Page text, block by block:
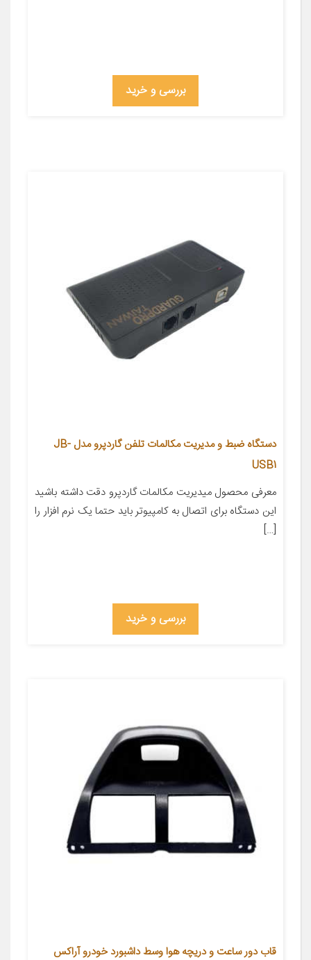
بررسی و خرید
دستگاه ضبط و مدیریت مکالمات تلفن گاردپرو مدل JB-
USB1
معرفی محصول میدیریت مکالمات گاردپرو دقت داشته باشید
این دستگاه برای اتصال به کامپیوتر باید حتما یک نرم افزار را
[…]
بررسی و خرید
قاب دور ساعت و دریچه هوا وسط داشبورد خودرو آراکس